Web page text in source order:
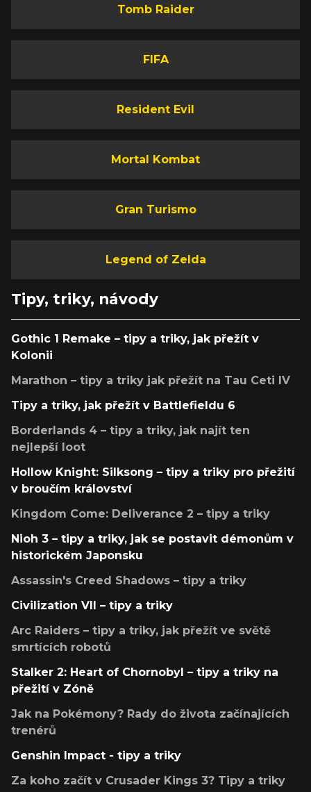
Tomb Raider
FIFA
Resident Evil
Mortal Kombat
Gran Turismo
Legend of Zelda
Tipy, triky, návody
Gothic 1 Remake – tipy a triky, jak přežít v
Kolonii
Marathon – tipy a triky jak přežít na Tau Ceti IV
Tipy a triky, jak přežít v Battlefieldu 6
Borderlands 4 – tipy a triky, jak najít ten
nejlepší loot
Hollow Knight: Silksong – tipy a triky pro přežití
v broučím království
Kingdom Come: Deliverance 2 – tipy a triky
Nioh 3 – tipy a triky, jak se postavit démonům v
historickém Japonsku
Assassin's Creed Shadows – tipy a triky
Civilization VII – tipy a triky
Arc Raiders – tipy a triky, jak přežít ve světě
smrtících robotů
Stalker 2: Heart of Chornobyl – tipy a triky na
přežití v Zóně
Jak na Pokémony? Rady do života začínajících
trenérů
Genshin Impact - tipy a triky
Za koho začít v Crusader Kings 3? Tipy a triky